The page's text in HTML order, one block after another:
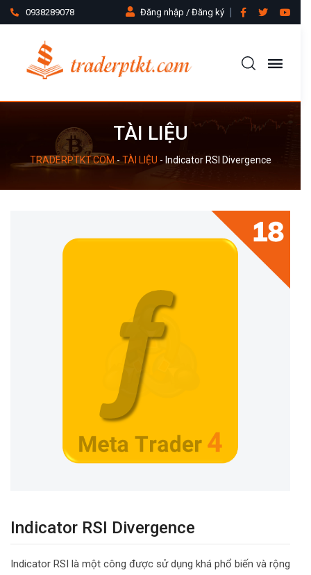
0938289078 Đăng nhập / Đăng ký
TÀI LIỆU
TRADERPTKT.COM-TÀI LIỆU - Indicator RSI Divergence
Indicator RSI Divergence
Indicator RSI là một công được sử dụng khá phổ biến và rộng